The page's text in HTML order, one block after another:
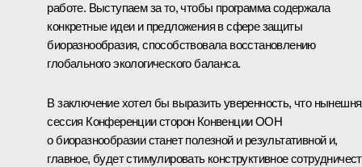
работе. Выступаем за то, чтобы программа содержала
конкретные идеи и предложения в сфере защиты
биоразнообразия, способствовала восстановлению
глобального экологического баланса.
В заключение хотел бы выразить уверенность, что
сессия Конференции сторон Конвенции ООН
о биоразнообразии станет полезной и результативной и,
главное, будет стимулировать конструктивное